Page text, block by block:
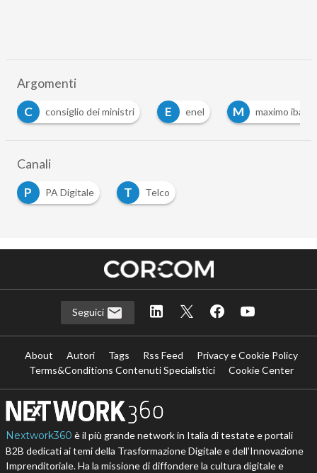
Argomenti
C
consiglio dei ministri E enel M maximo ibarra
Canali
P
PA Digitale T Telco
Seguici
About Autori Tags Rss Feed
Privacy e Cookie Policy
Terms&Conditions Contenuti Specialistici
Cookie Center
Nextwork360 è il più grande network in Italia di testate e portali
B2B dedicati ai temi della Trasformazione Digitale e dell’Innovazione
Imprenditoriale. Ha la missione di diffondere la cultura digitale e